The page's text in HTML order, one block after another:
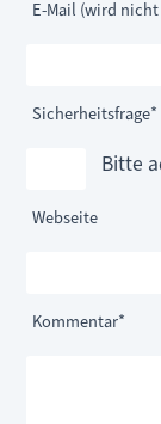
Pflichtfeld
E-Mail (wird
Webseite
Pflichtfeld
Sicherheitsfrage*
Bitte
Pflichtfeld
Kommentar*